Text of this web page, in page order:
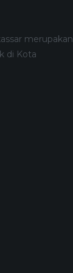
merupakan
di Kota